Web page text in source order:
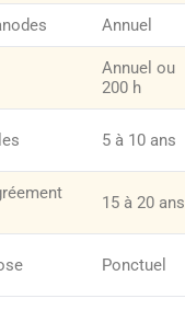
Annuel
Annuel ou
200 h
5 à 10 ans
15 à 20 ans
Ponctuel